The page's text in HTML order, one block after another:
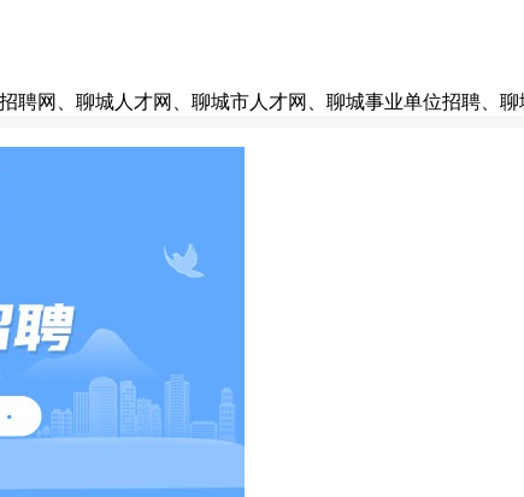
聘网、聊城人才网、聊城市人才网、聊城事业单位招聘、